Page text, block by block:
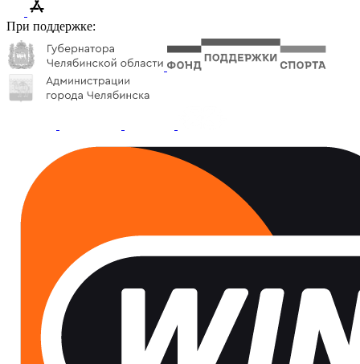
При поддержке: